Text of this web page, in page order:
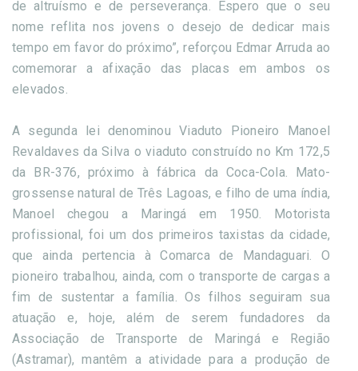
de altruísmo e de perseverança. Espero que o seu
nome reflita nos jovens o desejo de dedicar mais
tempo em favor do próximo”, reforçou Edmar Arruda ao
comemorar a afixação das placas em ambos os
elevados.
A segunda lei denominou Viaduto Pioneiro Manoel
Revaldaves da Silva o viaduto construído no Km 172,5
da BR-376, próximo à fábrica da Coca-Cola. Mato-
grossense natural de Três Lagoas, e filho de uma índia,
Manoel chegou a Maringá em 1950. Motorista
profissional, foi um dos primeiros taxistas da cidade,
que ainda pertencia à Comarca de Mandaguari. O
pioneiro trabalhou, ainda, com o transporte de cargas a
fim de sustentar a família. Os filhos seguiram sua
atuação e, hoje, além de serem fundadores da
Associação de Transporte de Maringá e Região
(Astramar), mantêm a atividade para a produção de